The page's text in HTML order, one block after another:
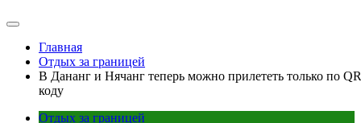
Главная
Отдых за границей
В Дананг и Нячанг теперь можно прилететь только по
коду
Отдых за границей